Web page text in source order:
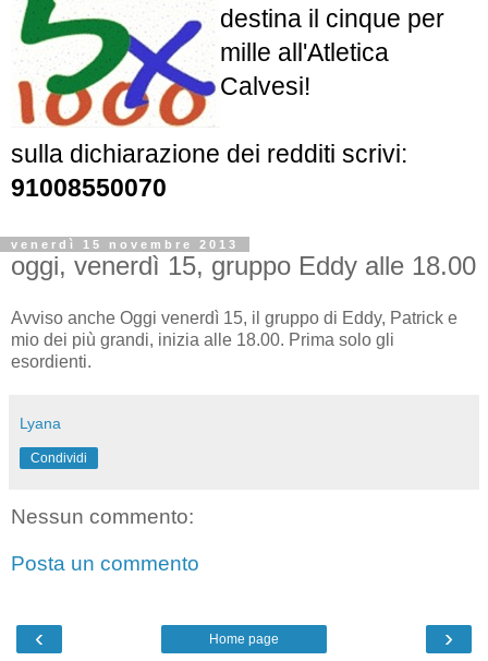
destina il cinque per
mille all'Atletica
Calvesi!
sulla dichiarazione dei redditi scrivi:
91008550070
venerdì 15 novembre 2013
oggi, venerdì 15, gruppo Eddy alle 18.00
Avviso anche Oggi venerdì 15, il gruppo di Eddy, Patrick e
mio dei più grandi, inizia alle 18.00. Prima solo gli
esordienti.
Lyana
Condividi
Nessun commento:
Posta un commento
‹ ›
Home page